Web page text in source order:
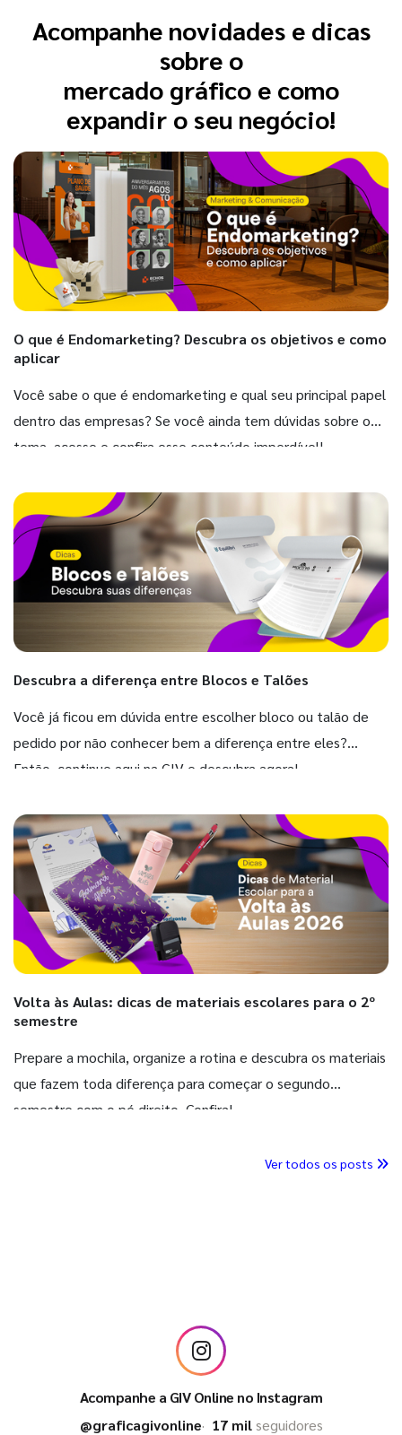
Acompanhe novidades e dicas
sobre o
mercado gráfico e como
expandir o seu negócio!
O que é Endomarketing? Descubra os objetivos e como
aplicar
Você sabe o que é endomarketing e qual seu principal papel
dentro das empresas? Se você ainda tem dúvidas sobre o
tema, acesse e confira esse conteúdo imperdível!
Descubra a diferença entre Blocos e Talões
Você já ficou em dúvida entre escolher bloco ou talão de
pedido por não conhecer bem a diferença entre eles?
Então, continue aqui na GIV e descubra agora!
Volta às Aulas: dicas de materiais escolares para o 2º
semestre
Prepare a mochila, organize a rotina e descubra os materiais
que fazem toda diferença para começar o segundo
semestre com o pé direito. Confira!
Ver todos os posts
Acompanhe a GIV Online no Instagram
@graficagivonline
17 milseguidores